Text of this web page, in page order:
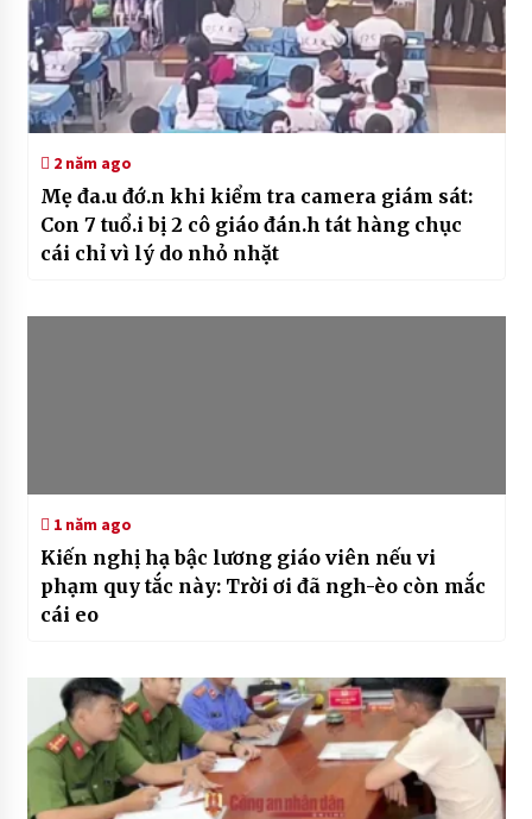
2 năm ago
Mẹ đa.u đớ.n khi kiểm tra camera giám sát:
Con 7 tuổ.i bị 2 cô giáo đán.h tát hàng chục
cái chỉ vì lý do nhỏ nhặt
1 năm ago
Kiến nghị hạ bậc lương giáo viên nếu vi
phạm quy tắc này: Trời ơi đã ngh-èo còn mắc
cái eo